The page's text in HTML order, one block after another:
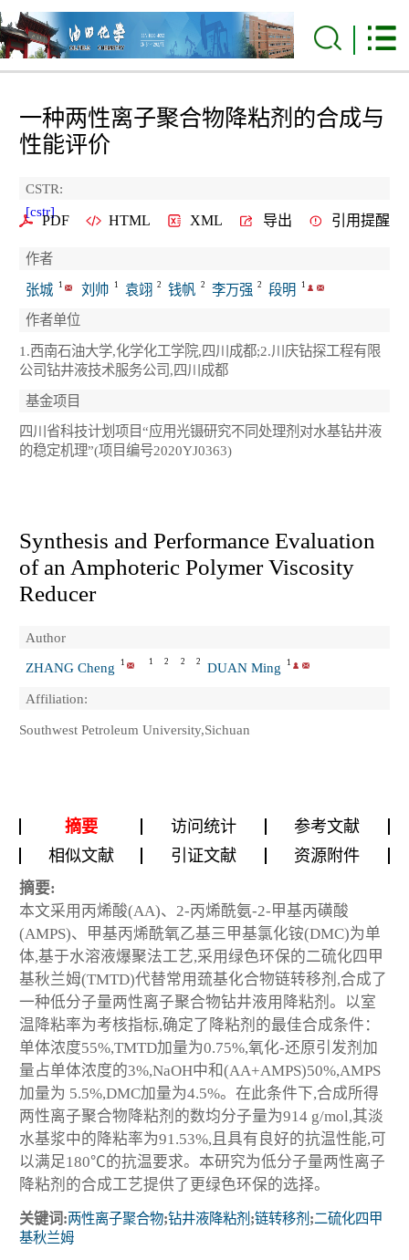
一种两性离子聚合物降粘剂的合成与
性能评价
CSTR:
[cstr]
PDF HTML XML 导出 引用提醒
作者
张城
1 刘帅 1 袁翊 2 钱帆 2 李万强 2 段明 1
作者单位
1.西南石油大学,化学化工学院,四川成都;2.川庆钻探工程有限
公司钻井液技术服务公司,四川成都
基金项目
四川省科技计划项目“应用光镊研究不同处理剂对水基钻井液
的稳定机理”(项目编号2020YJ0363)
Synthesis and Performance Evaluation
of an Amphoteric Polymer Viscosity
Reducer
Author
ZHANG Cheng
1 1 2 2 2 DUAN Ming 1
Affiliation:
Southwest Petroleum University,Sichuan
摘要 访问统计
参考文献
相似文献
引证文献 资源附件
摘要:
本文采用丙烯酸(AA)、2-丙烯酰氨-2-甲基丙磺酸
(AMPS)、甲基丙烯酰氧乙基三甲基氯化铵(DMC)为单
体,基于水溶液爆聚法工艺,采用绿色环保的二硫化四甲
基秋兰姆(TMTD)代替常用巯基化合物链转移剂,合成了
一种低分子量两性离子聚合物钻井液用降粘剂。以室
温降粘率为考核指标,确定了降粘剂的最佳合成条件：
单体浓度55%,TMTD加量为0.75%,氧化-还原引发剂加
量占单体浓度的3%,NaOH中和(AA+AMPS)50%,AMPS
加量为 5.5%,DMC加量为4.5%。在此条件下,合成所得
两性离子聚合物降粘剂的数均分子量为914 g/mol,其淡
水基浆中的降粘率为91.53%,且具有良好的抗温性能,可
以满足180℃的抗温要求。本研究为低分子量两性离子
降粘剂的合成工艺提供了更绿色环保的选择。
关键词:两性离子聚合物;钻井液降粘剂 ;链转移剂 ;二硫化四甲
基秋兰姆